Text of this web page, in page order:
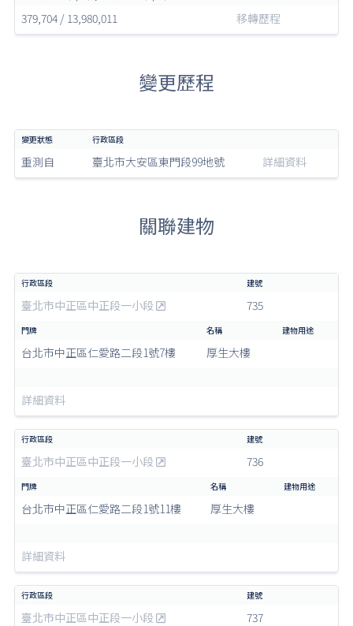
379,704 / 13,980,011 移轉歷程
變更歷程
重測自 臺北市大安區東門段99地號 詳細資料
關聯建物
臺北市中正區中正段一小段 735
台北市中正區仁愛路二段1號7樓 厚生大樓
詳細資料
臺北市中正區中正段一小段 736
台北市中正區仁愛路二段1號11樓 厚生大樓
詳細資料
臺北市中正區中正段一小段 737